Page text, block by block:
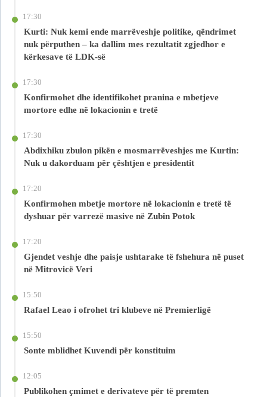
17:30
Kurti: Nuk kemi ende marrëveshje politike, qëndrimet
nuk përputhen – ka dallim mes rezultatit zgjedhor e
kërkesave të LDK-së
17:30
Konfirmohet dhe identifikohet pranina e mbetjeve
mortore edhe në lokacionin e tretë
17:30
Abdixhiku zbulon pikën e mosmarrëveshjes me Kurtin:
Nuk u dakorduam për çështjen e presidentit
17:20
Konfirmohen mbetje mortore në lokacionin e tretë të
dyshuar për varrezë masive në Zubin Potok
17:20
Gjendet veshje dhe paisje ushtarake të fshehura në puset
në Mitrovicë Veri
15:50
Rafael Leao i ofrohet tri klubeve në Premierligë
15:50
Sonte mblidhet Kuvendi për konstituim
12:05
Publikohen çmimet e derivateve për të premten